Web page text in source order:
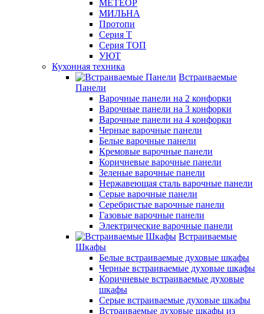
МЕТЕОР
МИЛЬНА
Протопи
Серия Т
Серия ТОП
УЮТ
Кухонная техника
Встраиваемые
Панели
Варочные панели на 2 конфорки
Варочные панели на 3 конфорки
Варочные панели на 4 конфорки
Черные варочные панели
Белые варочные панели
Кремовые варочные панели
Коричневые варочные панели
Зеленые варочные панели
Нержавеющая сталь варочные панели
Серые варочные панели
Серебристые варочные панели
Газовые варочные панели
Электрические варочные панели
Встраиваемые
Шкафы
Белые встраиваемые духовые шкафы
Черные встраиваемые духовые шкафы
Коричневые встраиваемые духовые
шкафы
Серые встраиваемые духовые шкафы
Встраиваемые духовые шкафы из